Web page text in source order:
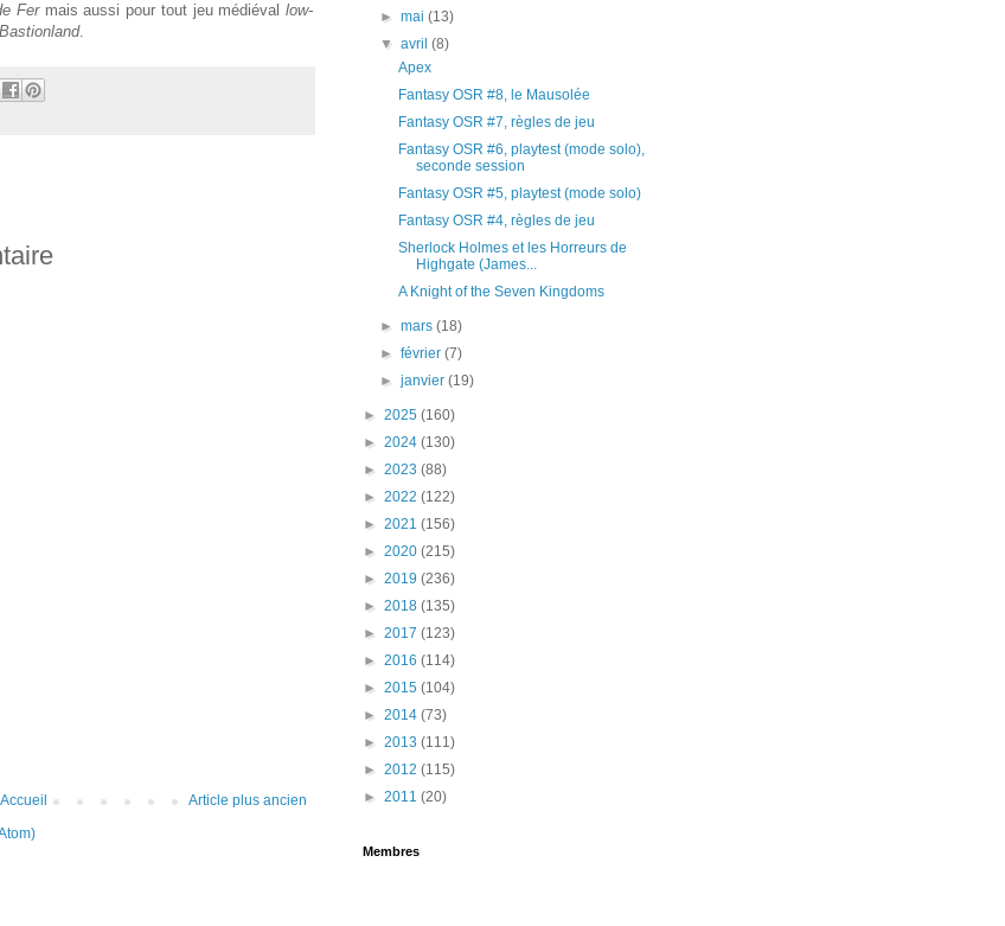
Fermais aussi pour tout jeu médiévallow-
.
Article plus ancien
Accueil
►mai(13)
▼avril(8)
Apex
Fantasy OSR #8, le Mausolée
Fantasy OSR #7, règles de jeu
Fantasy OSR #6, playtest (mode solo),
seconde session
Fantasy OSR #5, playtest (mode solo)
Fantasy OSR #4, règles de jeu
Sherlock Holmes et les Horreurs de
Highgate (James...
A Knight of the Seven Kingdoms
►mars(18)
►février(7)
►janvier(19)
► 2025 (160)
► 2024 (130)
► 2023 (88)
► 2022 (122)
► 2021 (156)
► 2020 (215)
► 2019 (236)
► 2018 (135)
► 2017 (123)
► 2016 (114)
► 2015 (104)
► 2014 (73)
► 2013 (111)
► 2012 (115)
► 2011 (20)
Membres